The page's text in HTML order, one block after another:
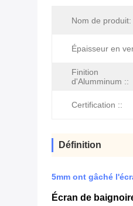
Nom de produit:
Épaisseur en
Finition
d'Alumminum ::
Certification ::
Définition
5mm ont gâché
Écran de